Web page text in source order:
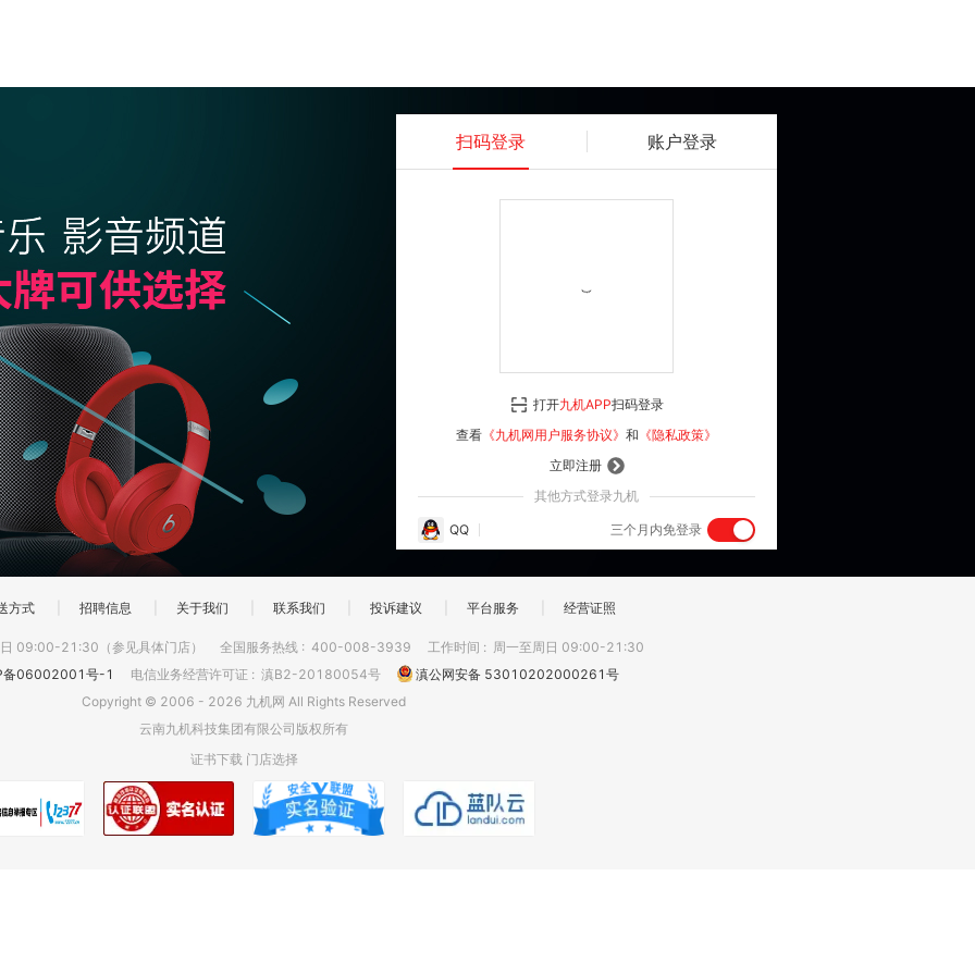
扫码登录 账户登录
登 录
立即注册
其他方式登录九机
QQ 三个月内免登录
打开九机APP扫码登录
查看 《九机网用户服务协议》 和 《隐私政策》
方式 招聘信息 关于我们 联系我们 投诉建议 平台服务 经营证照
09:00-21:30（参见具体门店） 全国服务热线 : 400-008-3939 工作时间 : 周一至周日 09:00-21:30
备06002001号-1
电信业务经营许可证 : 滇B2-20180054号
滇公网安备 53010202000261号
Copyright © 2006 - 2026 九机网 All Rights Reserved
云南九机科技集团有限公司版权所有
证书下载 门店选择